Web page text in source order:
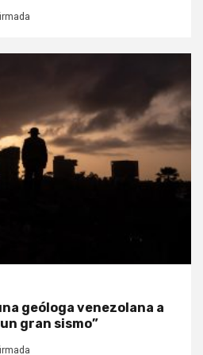
geóloga venezolana a
gran sismo”